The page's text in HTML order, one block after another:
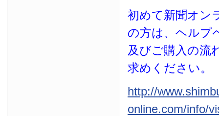
初めて新聞オン
の方は、ヘルプ
及びご購入の流
求めください。
http://
online.com/info/